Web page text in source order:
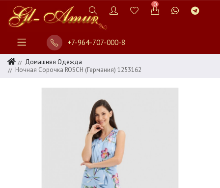
0
+7-964-707-000-8
Домашняя Одежда
Ночная Сорочка ROSCH (Германия) 1253162